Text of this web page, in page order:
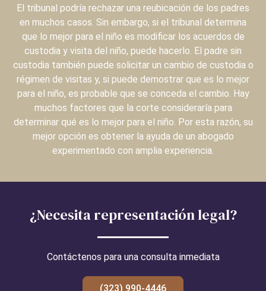
El tribunal podría rechazar una reubicación de los padres
en muchos casos. Sin embargo, si el tribunal determina
que lo mejor para el niño es modificar los acuerdos de
custodia y visita del niño, puede hacerlo. El padre sin
custodia también puede solicitar un cambio de custodia o
régimen de visitas y, si puede demostrar que es lo mejor
para el niño, es probable que se conceda el cambio. Hay
muchos factores que la corte consideraría para
determinar qué es lo mejor para el niño. Por esta razón, su
mejor opción es obtener la ayuda de un abogado
experimentado con amplia experiencia.
¿Necesita representación legal?
Contáctenos para una consulta inmediata
(323) 990-4446